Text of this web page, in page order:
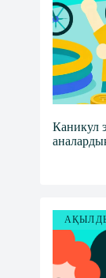
Каникул